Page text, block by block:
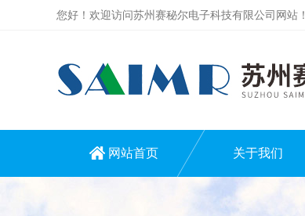
您好！欢迎访问苏州赛秘尔电子科技有限公司网站！
网站首页 关于我们